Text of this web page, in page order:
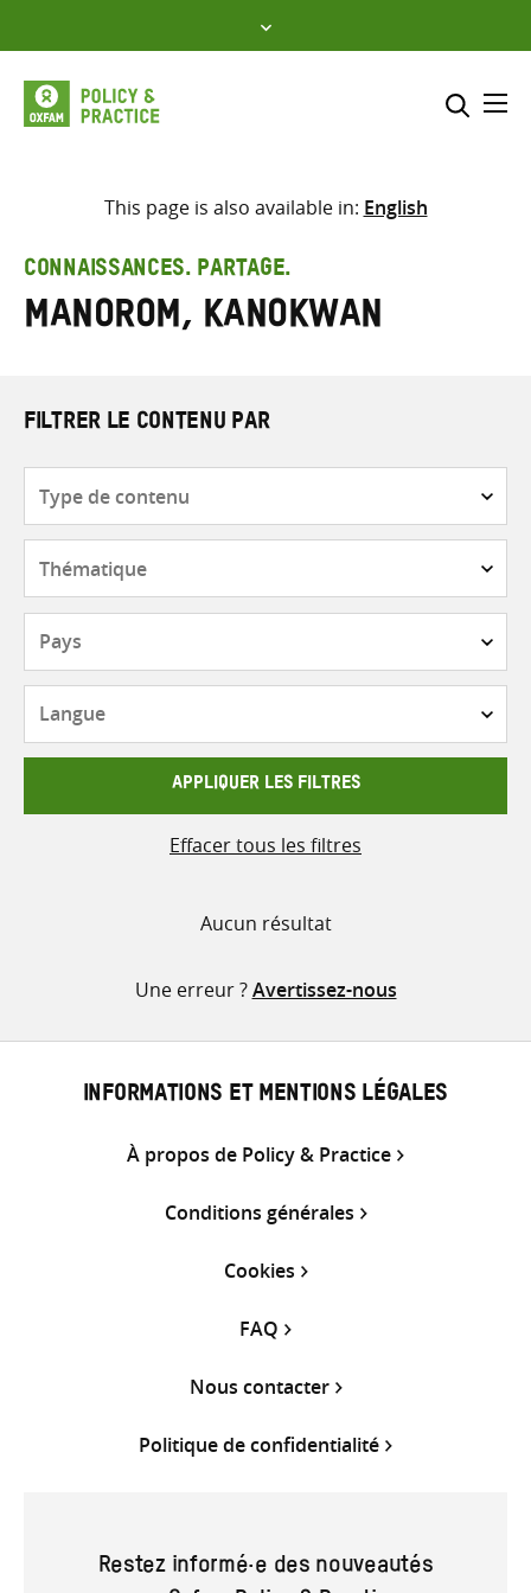
to
content
Sélectionner l’emplacement
Saisir
les
termes
This page is also available in: English
CONNAISSANCES. PARTAGE.
Manorom, Kanokwan
FILTRER LE CONTENU PAR
contenu
APPLIQUER LES FILTRES
Effacer tous les filtres
Aucun résultat
Une erreur ?Avertissez-nous
INFORMATIONS ET MENTIONS LÉGALES
À propos de Policy & Practice
Conditions générales
Cookies
FAQ
Nous contacter
Politique de confidentialité
Restez informé·e des nouveautés